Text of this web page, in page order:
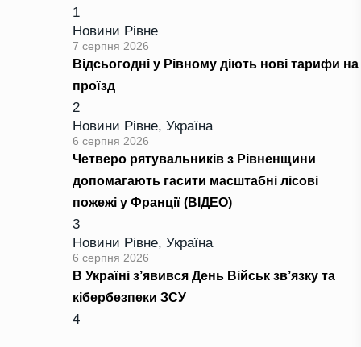
1
Новини Рівне
7 серпня 2026
Відсьогодні у Рівному діють нові тарифи на
проїзд
2
Новини Рівне, Україна
6 серпня 2026
Четверо рятувальників з Рівненщини
допомагають гасити масштабні лісові
пожежі у Франції (ВІДЕО)
3
Новини Рівне, Україна
6 серпня 2026
В Україні з’явився День Військ зв’язку та
кібербезпеки ЗСУ
4